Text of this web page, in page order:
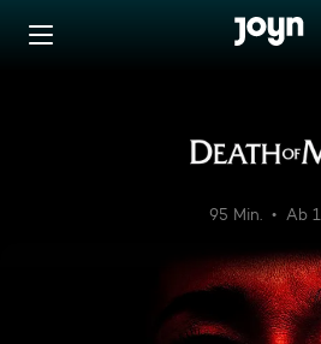
Zum Inhalt springen
95 Min. Ab